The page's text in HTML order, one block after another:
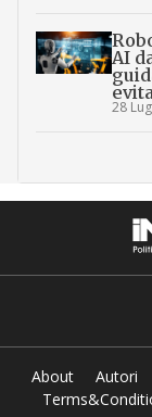
AI
28
About Autori